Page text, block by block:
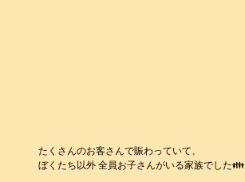
たくさんのお客さんで賑わっていて、
ぼくたち以外 全員お子さんがいる家族でした👪️